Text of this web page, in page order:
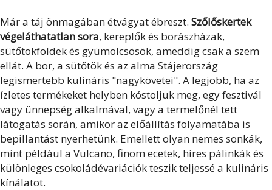
Már a táj önmagában étvágyat ébreszt. Szőlőskertek
végeláthatatlan sora, kereplők és borászházak,
sütőtökföldek és gyümölcsösök, ameddig csak a szem
ellát. A bor, a sütőtök és az alma Stájerország
legismertebb kulináris "nagykövetei". A legjobb, ha az
ízletes termékeket helyben kóstoljuk meg, egy fesztivál
vagy ünnepség alkalmával, vagy a termelőnél tett
látogatás során, amikor az előállítás folyamatába is
bepillantást nyerhetünk. Emellett olyan nemes sonkák,
mint például a Vulcano, finom ecetek, híres pálinkák és
különleges csokoládévariációk teszik teljessé a kulináris
kínálatot.